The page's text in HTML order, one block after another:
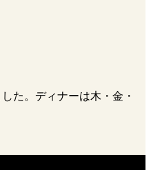
た。ディナーは木・金・